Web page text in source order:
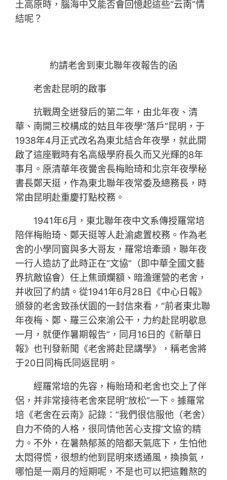
土高原時，腦海中又能否會回憶起這些“云南”情
結呢？
約請老舍到東北聯年夜報告的函
老舍赴昆明的啟事
抗戰周全迸發后的第二年，由北年夜、清
華、南開三校構成的姑且年夜學“落戶”昆明，于
1938年4月正式改名為東北結合年夜學，就此開
啟了這座戰時有名高級學府長久而又光輝的8年
事月。原清華年夜黌舍長梅貽琦和北京年夜學秘
書長鄭天挺，作為東北聯年夜常委及總務長，時
常由昆明赴重慶打點校務。
1941年6月，東北聯年夜中文系傳授羅常培
陪伴梅貽琦、鄭天挺等人赴渝處置校務。作為老
舍的小學同窗與多大哥友，羅常培牽頭，聯年夜
一行人造訪了此時正在“文協”（即中華全國文藝
界抗敵協會）任上焦頭爛額、暗澹運營的老舍，
并收回了約請。從1941年6月28日《中心日報》
頒發的老舍致孫伏園的一封信來看，“前者東北聯
年夜梅、鄭、羅三公來渝公干，力約赴昆明歇息
一月，就便作暑期報告”，同月16日的《新華日
報》也刊發新聞《老舍將赴昆講學》，稱老舍將
于20日同梅氏同返昆明。
經羅常培的先容，梅貽琦和老舍也交上了伴
侶，并非常接待老舍來昆明“放松”一下。據羅常
培《老舍在云南》記錄：“我們很信服他（老舍）
自力不倚的人格，很同情他苦心支撐‘文協’的精
力。不外，在暑熱郁蒸的陪都天氣底下，生怕他
太悶得慌，很想約他到昆明來透通風，換換氣，
哪怕是一兩月的短期呢，不是也可以把這難熬的